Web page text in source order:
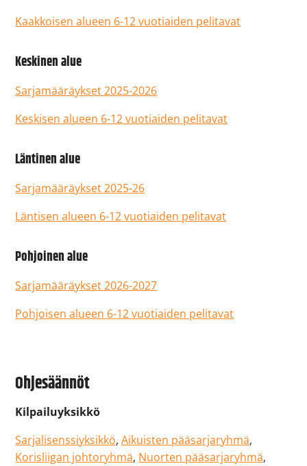
Kaakkoisen alueen 6-12 vuotiaiden pelitavat
Keskinen alue
Sarjamääräykset 2025-2026
Keskisen alueen 6-12 vuotiaiden pelitavat
Läntinen alue
Sarjamääräykset 2025-26
Läntisen alueen 6-12 vuotiaiden pelitavat
Pohjoinen alue
Sarjamääräykset 2026-2027
Pohjoisen alueen 6-12 vuotiaiden pelitavat
Ohjesäännöt
Kilpailuyksikkö
Sarjalisenssiyksikkö,Aikuisten pääsarjaryhmä,
Korisliigan johtoryhmä, Nuorten pääsarjaryhmä,